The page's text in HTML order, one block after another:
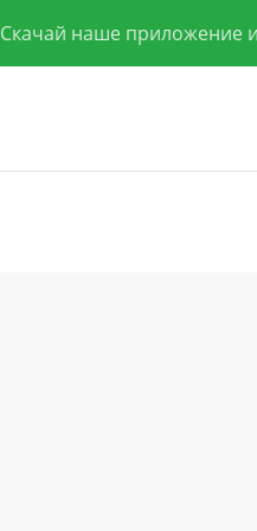
Скачай наше приложение